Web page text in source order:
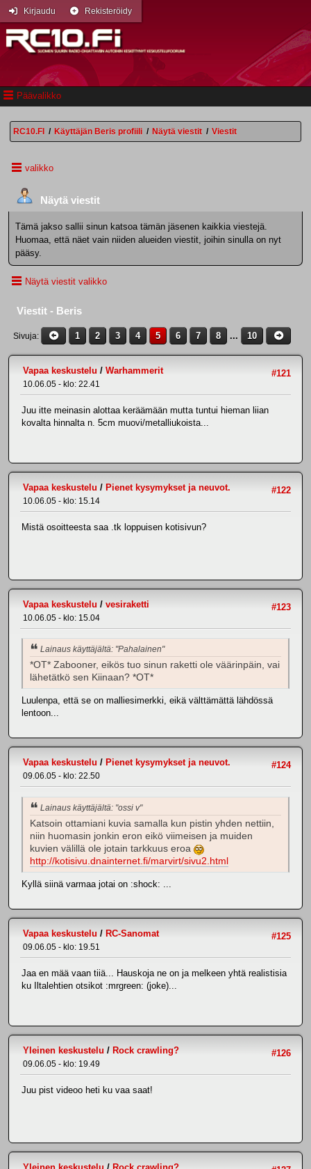
Päävalikko
Kirjaudu Rekisteröidy
RC10.FI / Käyttäjän Beris profiili / Näytä viestit / Viestit
valikko
Näytä viestit
Tämä jakso sallii sinun katsoa tämän jäsenen kaikkia viestejä.
Huomaa, että näet vain niiden alueiden viestit, joihin sinulla on nyt
pääsy.
Näytä viestit valikko
Viestit - Beris
Sivuja 1 2 3 4 5 6 7 8 ... 10
#121
Vapaa keskustelu / Warhammerit
10.06.05 - klo: 22.41
Juu itte meinasin alottaa keräämään mutta tuntui hieman liian
kovalta hinnalta n. 5cm muovi/metalliukoista...
#122
Vapaa keskustelu / Pienet kysymykset ja neuvot.
10.06.05 - klo: 15.14
Mistä osoitteesta saa .tk loppuisen kotisivun?
#123
Vapaa keskustelu / vesiraketti
10.06.05 - klo: 15.04
Lainaus käyttäjältä: "Pahalainen"
*OT* Zabooner, eikös tuo sinun raketti ole väärinpäin, vai
lähetätkö sen Kiinaan? *OT*
Luulenpa, että se on malliesimerkki, eikä välttämättä lähdössä
lentoon...
#124
Vapaa keskustelu / Pienet kysymykset ja neuvot.
09.06.05 - klo: 22.50
Lainaus käyttäjältä: "ossi v"
Katsoin ottamiani kuvia samalla kun pistin yhden nettiin,
niin huomasin jonkin eron eikö viimeisen ja muiden
kuvien välillä ole jotain tarkkuus eroa
http://kotisivu.dnainternet.fi/marvirt/sivu2.html
Kyllä siinä varmaa jotai on :shock: ...
#125
Vapaa keskustelu / RC-Sanomat
09.06.05 - klo: 19.51
Jaa en mää vaan tiiä... Hauskoja ne on ja melkeen yhtä realistisia
ku Iltalehtien otsikot :mrgreen: (joke)...
#126
Yleinen keskustelu / Rock crawling?
09.06.05 - klo: 19.49
Juu pist videoo heti ku vaa saat!